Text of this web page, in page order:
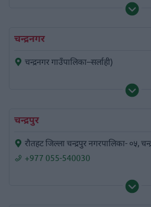
चन्द्रनगर
चन्द्रनगर गाउँपालिका–सर्लाही)
चन्द्रपुर
रौतहट जिल्ला चन्द्रपुर नगरपालिका- ०५,
+977 055-540030